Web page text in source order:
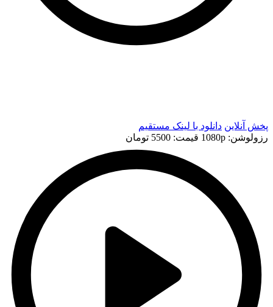
پخش آنلاین دانلود با لينک مستقيم
رزولوشن: 1080p
قيمت: 5500 تومان